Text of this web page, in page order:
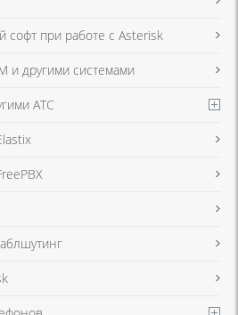
моих персональных данных для связи
в отношении обработки персональных
моих персональных данных для связи
в отношении обработки персональных
софт при работе с Asterisk
и другими системами
АТС